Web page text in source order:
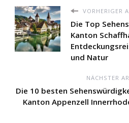
VORHERIGER
Die Top
Kanton
und Natur
NÄCHSTER
Die 10 besten
Kanton Appenzell